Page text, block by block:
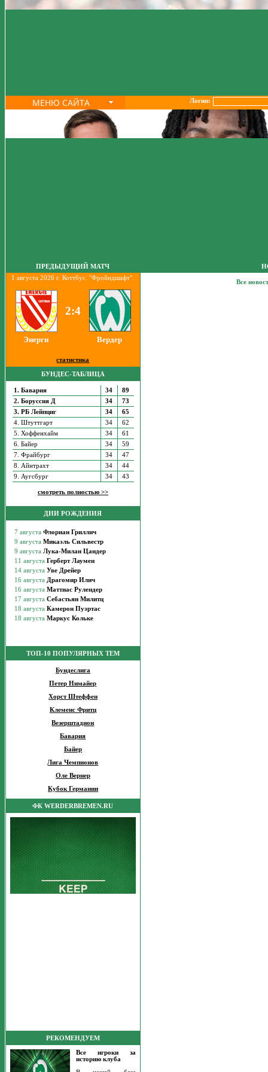
МЕНЮ САЙТА Логин:
ПРЕДЫДУЩИЙ МАТЧ
1 августа 2026 г. Коттбус. "Фройндшафт".
2:4
Энерги Вердер
статистика
БУНДЕС-ТАБЛИЦА
1. Бавария 34
89
2. Боруссия Д
34
73
3. РБ Лейпциг
34
65
4. Штуттгарт
34
62
5. Хоффенхайм
34
61
6. Байер
34
59
7. Фрайбург
34
47
8. Айнтрахт
34
44
9. Аугсбург
34 43
смотреть полностью >>
ДНИ РОЖДЕНИЯ
ТОП-10 ПОПУЛЯРНЫХ ТЕМ
Бундеслига
Петер Нимайер
Хорст Штеффен
Клеменс Фритц
Везерштадион
Бавария
Байер
Лига Чемпионов
Оле Вернер
Кубок Германии
ФК WERDERBREMEN.RU
РЕКОМЕНДУЕМ
Все игроки за
историю клуба
Все